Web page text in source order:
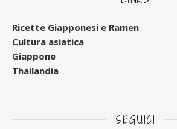
Ricette Giapponesi e Ramen
Cultura asiatica
Giappone
Thailandia
SEGUICI